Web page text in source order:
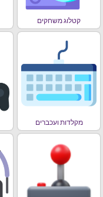
קטלוג משחקים
מקלדות ועכברים